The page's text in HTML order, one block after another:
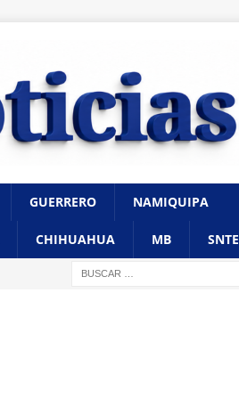
GUERRERO NAMIQUIPA
CHIHUAHUA MB SNTE